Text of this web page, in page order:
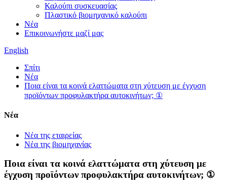
Καλούπι συσκευασίας
Πλαστικό βιομηχανικό καλούπι
Νέα
Επικοινωνήστε μαζί μας
English
Σπίτι
Νέα
Ποια είναι τα κοινά ελαττώματα στη χύτευση με έγχυση
προϊόντων προφυλακτήρα αυτοκινήτων; ①
Νέα
Νέα της εταιρείας
Νέα της βιομηχανίας
Ποια είναι τα κοινά ελαττώματα στη χύτευση με
έγχυση προϊόντων προφυλακτήρα αυτοκινήτων; ①